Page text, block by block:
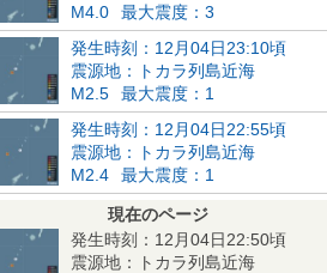
M4.0
最大震度：3
発生時刻：12月04日23:10頃
震源地：トカラ列島近海
M2.5
最大震度：1
発生時刻：12月04日22:55頃
震源地：トカラ列島近海
M2.4
最大震度：1
現在のページ
発生時刻：12月04日22:50頃
震源地：トカラ列島近海